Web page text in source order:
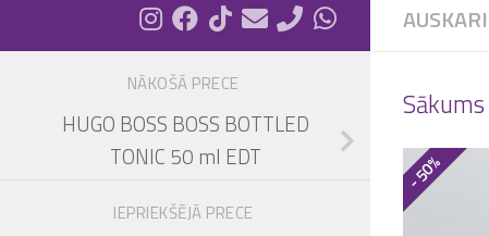
AUSKARI
Sākums
- 50%
NĀKOŠĀ PRECE
HUGO BOSS BOSS BOTTLED
TONIC 50 ml EDT
IEPRIEKŠĒJĀ PRECE